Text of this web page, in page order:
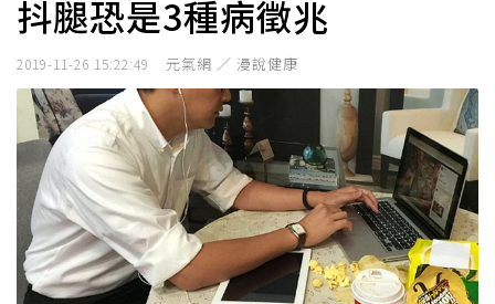
抖腿恐是3種病徵兆
2019-11-26 15:22:49 元氣網 ／ 漫說健康